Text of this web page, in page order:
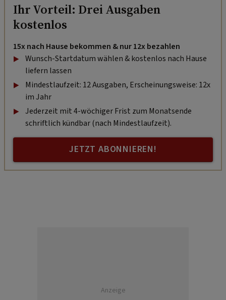
Ihr Vorteil: Drei Ausgaben
kostenlos
15x nach Hause bekommen & nur 12x bezahlen
Wunsch-Startdatum wählen & kostenlos nach Hause
liefern lassen
Mindestlaufzeit: 12 Ausgaben, Erscheinungsweise: 12x
im Jahr
Jederzeit mit 4-wöchiger Frist zum Monatsende
schriftlich kündbar (nach Mindestlaufzeit).
JETZT ABONNIEREN!
Anzeige